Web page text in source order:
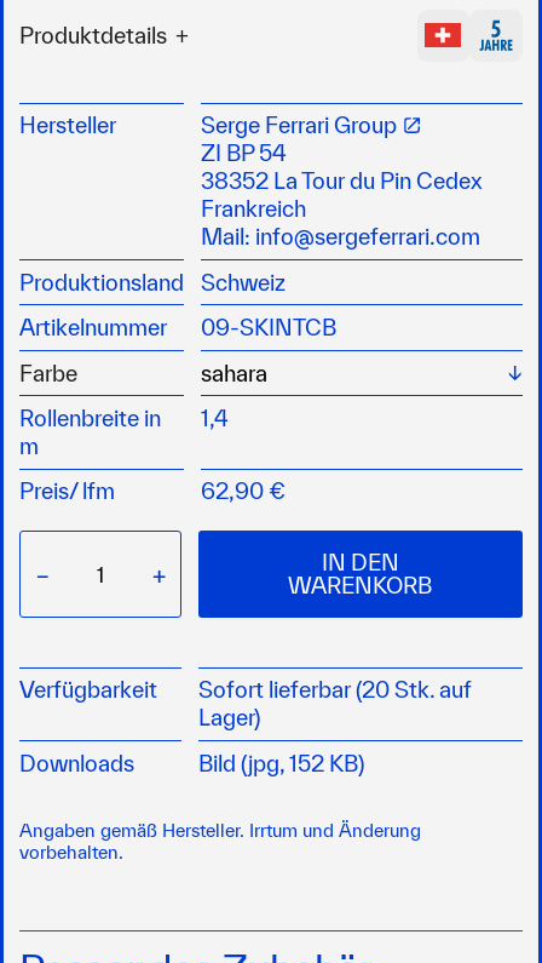
Produktdetails
UV-Beständigkeit
durch die unvergleichliche Geschmeidigkeit
perfekte Ausführungen möglich
ausgezeichnete Verformungsbeständigkeit
phthalatfrei
780g/m²
Brennverhalten M2
klassische Ledernarbung für zeitloses Design
Hersteller
Serge Ferrari Group
ZI BP 54
38352 La Tour du Pin Cedex
Frankreich
Mail: info@sergeferrari.com
Produktionsland
Schweiz
Artikelnummer
09-SKINTCB
Farbe
Rollenbreite in
m
1,4
Preis/lfm 62,90 €
− +
IN DEN
WARENKORB
Verfügbarkeit
Sofort lieferbar (20 Stk. auf
Lager)
Downloads
Bild (jpg, 152 KB)
Angaben gemäß Hersteller. Irrtum und Änderung
vorbehalten.